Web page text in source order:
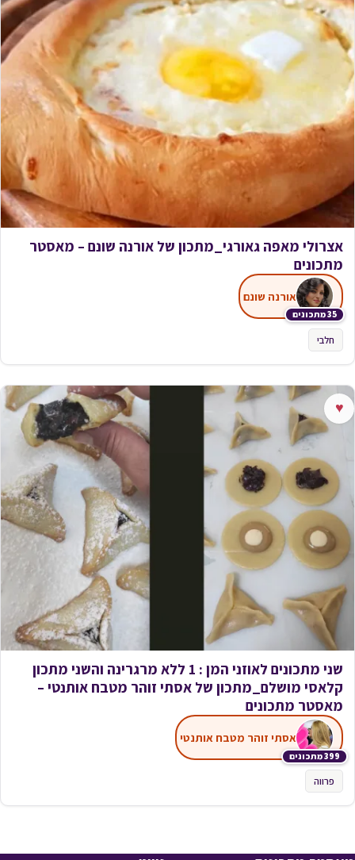
אצרולי מאפה גאורגי_מתכון של אורנה שונם – מאסטר
מתכונים
35 מתכונים
אורנה שונם
חלבי
♥
שני מתכונים לאוזני המן : 1 ללא מרגרינה והשני מתכון
קלאסי מושלם_מתכון של אסתי זוהר מטבח אותנטי –
מאסטר מתכונים
399 מתכונים
אסתי זוהר מטבח אותנטי
פרווה